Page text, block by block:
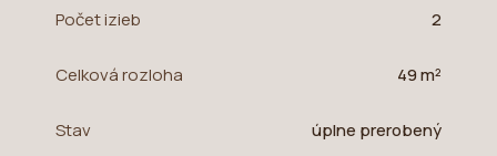
Počet izieb 2
Celková rozloha 49 m²
Stav úplne prerobený